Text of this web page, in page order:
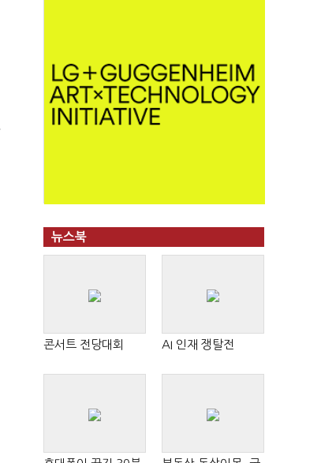
뉴스북
콘서트 전당대회 AI 인재 쟁탈전